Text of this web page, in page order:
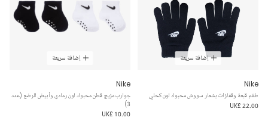
إضافة سريعة
Nike
طقم قبعة وقفازات بشعار سووش محبوك لون كحلي
UK£ 22.00
إضافة سريعة
Nike
جوارب مزيج قطن محبوك لون رمادي وأبيض للرضع (عدد
3)
UK£ 10.00